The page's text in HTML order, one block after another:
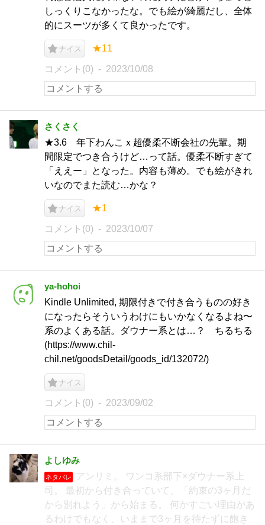
しっくりこなかったな。でも絵が綺麗だし、全体
的にスーツが多くて良かったです。
ナイス ★11
コメント(0) 2023/10/08
さくさく
★3.6 年下わんこｘ超優柔不断会社の先輩。期
間限定でつき合うけど…って話。優柔不断すぎて
「ええー」となった。内容も薄め。でも絵がきれ
いなのでまた読む…かな？
ナイス ★1
コメント(0) 2023/10/07
ya-hohoi
Kindle Unlimited, 期限付きで付き合うものの好き
になったらそういうわけにもいかなくなるよね〜
系のよくある話。ダウナー系とは…？ ちるちる
(https://www.chil-
chil.net/goodsDetail/goods_id/132072/)
ナイス
コメント(0) 2023/09/02
よしゆみ
ネタバレ
アンリミ。 ワンコ系部下×ダウナー系上
司。 最初から付き合っていて、「約束の3ヶ月だ
から別れよう」から始まる。 何かすごい理由があ
るわけでもなく、いままで3ヶ月を待たずに飽き